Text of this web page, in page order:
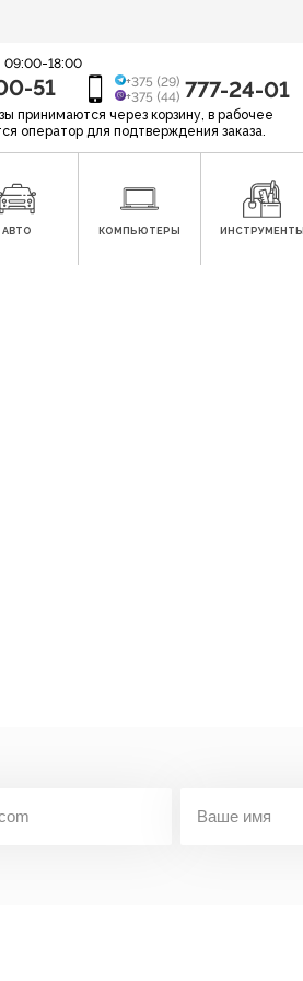
09:00-18:00
51
+375 (29)
+375 (44) 777-24-01
принимаются через корзину, в рабочее
оператор для подтверждения заказа.
АВТО КОМПЬЮТЕРЫ ИНСТРУМЕНТЫ